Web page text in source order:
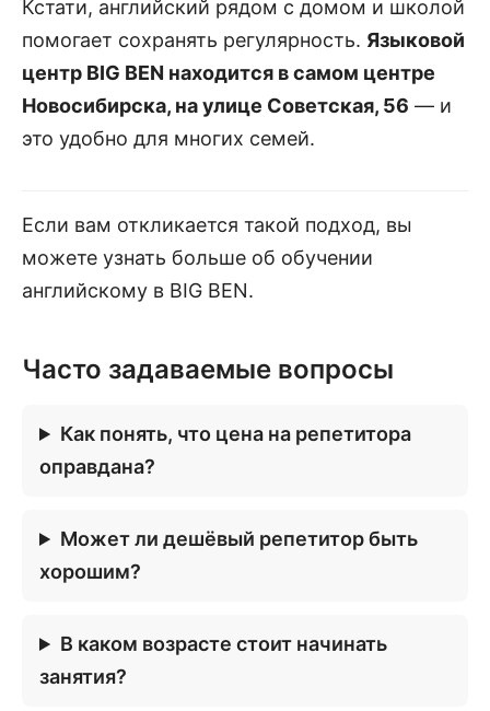
Кстати, английский рядом с домом и школой
помогает сохранять регулярность. Языковой
центр BIG BEN находится в самом центре
Новосибирска, на улице Советская, 56 — и
это удобно для многих семей.
Если вам откликается такой подход, вы
можете узнать больше об обучении
английскому в BIG BEN.
Часто задаваемые вопросы
Как понять, что цена на репетитора
оправдана?
Может ли дешёвый репетитор быть
хорошим?
В каком возрасте стоит начинать
занятия?